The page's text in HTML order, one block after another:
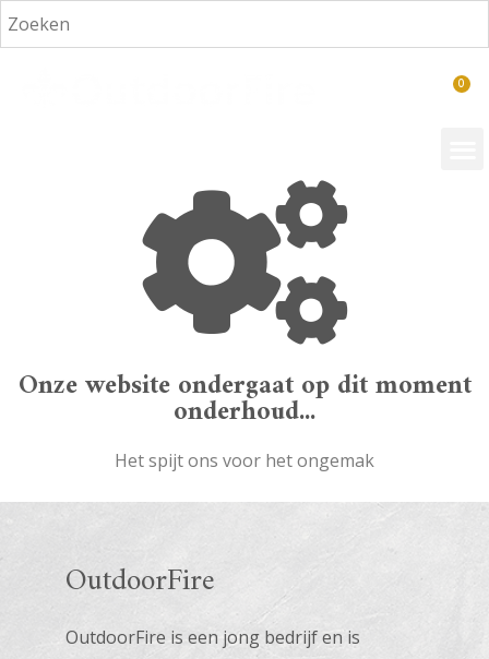
Onze website ondergaat op dit moment
onderhoud...
Het spijt ons voor het ongemak
OutdoorFire
OutdoorFire is een jong bedrijf en is